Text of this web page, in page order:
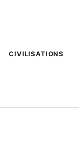
CIVILISATIONS